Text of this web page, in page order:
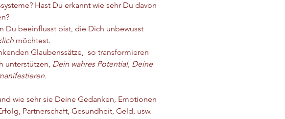
Hast Du erkannt wie sehr Du davon
Du beeinflusst bist, die Dich unbewusst
möchtest.
Glaubenssätze,  so transformieren
unterstützen, Dein wahres Potential, Deine
wie sehr sie Deine Gedanken, Emotionen
Partnerschaft, Gesundheit, Geld, usw.